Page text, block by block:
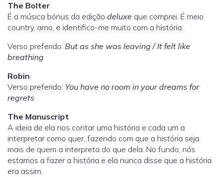
The Bolter
É a música bónus da edição deluxe que comprei. É meio
country, amo, e identifico-me muito com a história.
Verso preferido: But as she was leaving / It felt like
breathing
Robin
Verso preferido: You have no room in your dreams for
regrets
The Manuscript
A ideia de ela nos contar uma história e cada um a
interpretar como quer, fazendo com que a história seja
mais de quem a interpreta do que dela. No fundo, nós
estamos a fazer a história e ela nunca disse que a história
era assim.